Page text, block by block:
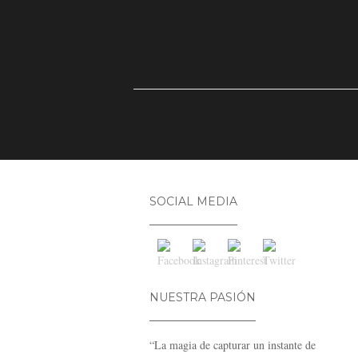
SOCIAL MEDIA
NUESTRA PASIÓN
“La magia de capturar un instante de